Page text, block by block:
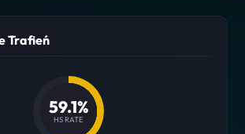
Trafień
59.1%
HS RATE